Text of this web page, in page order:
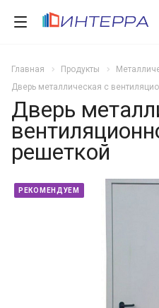
Главная Продукты
Дверь металлическая с
Дверь
решеткой
РЕКОМЕНДУЕМ